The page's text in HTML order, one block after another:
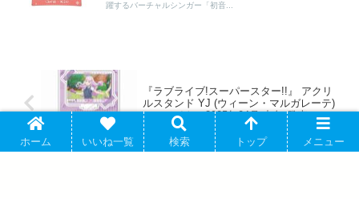
躍するバーチャルシンガー「初音...
『ラブライブ!スーパースター!!』 アクリ
ルスタンド YJ (ウィーン・マルガレーテ)
アニメイトで2025年04月 中旬 発売
ホーム いいね一覧 検索 トップ メニュー